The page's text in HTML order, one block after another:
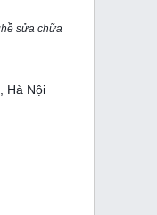
sửa chữa
Hà Nội